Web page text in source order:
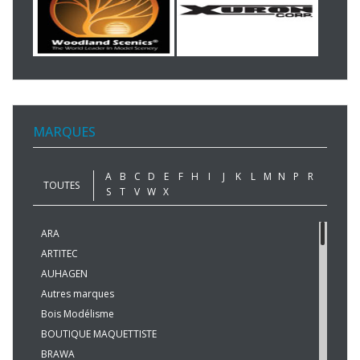
MARQUES
TOUTES
A B C D E F H I J K L M N P
R
S
T V W X
ARA
ARTITEC
AUHAGEN
Autres marques
Bois Modélisme
BOUTIQUE MAQUETTISTE
BRAWA